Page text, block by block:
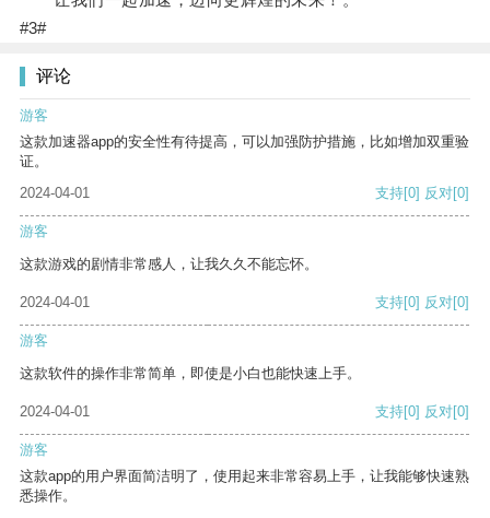
#3#
评论
游客
这款加速器app的安全性有待提高，可以加强防护措施，比如增加双重验
证。
2024-04-01
支持[0] 反对[0]
游客
这款游戏的剧情非常感人，让我久久不能忘怀。
2024-04-01 支持[0] 反对[0]
游客
这款软件的操作非常简单，即使是小白也能快速上手。
2024-04-01 支持[0] 反对[0]
游客
这款app的用户界面简洁明了，使用起来非常容易上手，让我能够快速熟
悉操作。